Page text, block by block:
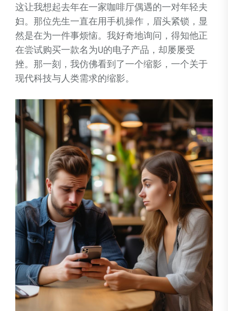
这让我想起去年在一家咖啡厅偶遇的一对年轻夫
妇。那位先生一直在用手机操作，眉头紧锁，显
然是在为一件事烦恼。我好奇地询问，得知他正
在尝试购买一款名为U的电子产品，却屡屡受
挫。那一刻，我仿佛看到了一个缩影，一个关于
现代科技与人类需求的缩影。